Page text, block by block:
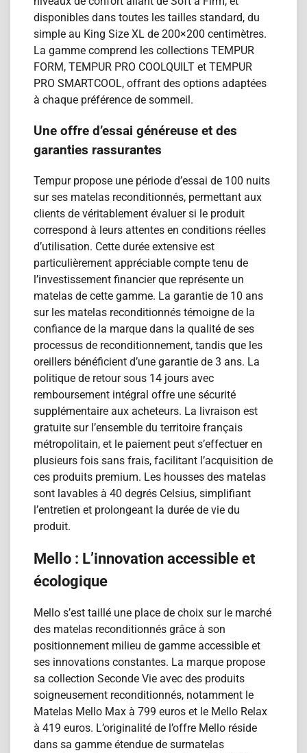
disponibles dans toutes les tailles standard, du
simple au King Size XL de 200×200 centimètres.
La gamme comprend les collections TEMPUR
FORM, TEMPUR PRO COOLQUILT et TEMPUR
PRO SMARTCOOL, offrant des options adaptées
à chaque préférence de sommeil.
Une offre d’essai généreuse et des
garanties rassurantes
Tempur propose une période d’essai de 100 nuits
sur ses matelas reconditionn​és, permettant aux
clients de véritablement évaluer si le produit
correspond à leurs attentes en conditions réelles
d’utilisation. Cette durée extensive est
particulièrement appréciable compte tenu de
l’investissement financier que représente un
matelas de cette gamme. La garantie de 10 ans
sur les matelas reconditionn​és témoigne de la
confiance de la marque dans la qualité de ses
processus de reconditionnement, tandis que les
oreillers bénéficient d’une garantie de 3 ans. La
politique de retour sous 14 jours avec
remboursement intégral offre une sécurité
supplémentaire aux acheteurs. La livraison est
gratuite sur l’ensemble du territoire français
métropolitain, et le paiement peut s’effectuer en
plusieurs fois sans frais, facilitant l’acquisition de
ces produits premium. Les housses des matelas
sont lavables à 40 degrés Celsius, simplifiant
l’entretien et prolongeant la durée de vie du
produit.
Mello : L’innovation accessible et
écologique
Mello s’est taillé une place de choix sur le marché
des matelas reconditionn​és grâce à son
positionnement milieu de gamme accessible et
ses innovations constantes. La marque propose
sa collection Seconde Vie avec des produits
soigneusement reconditionnés, notamment le
Matelas Mello Max à 799 euros et le Mello Relax
à 419 euros. L’originalité de l’offre Mello réside
dans sa gamme étendue de surmatelas